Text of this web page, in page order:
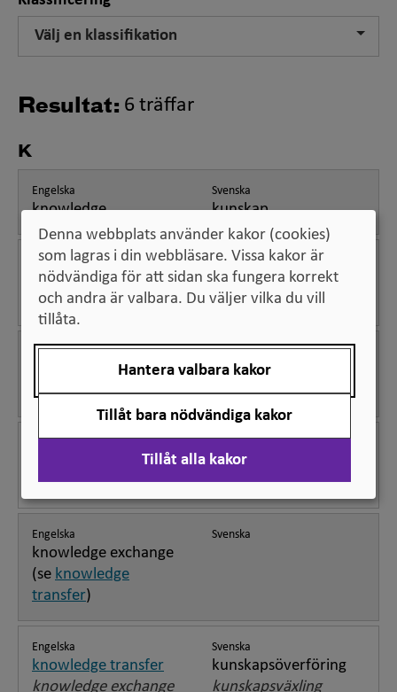
Välj en klassifikation
Resultat: 6 träffar
K
Engelska
knowledge
Svenska
kunskap
Engelska
knowledge and
innovation system
Svenska
kunskaps- och
innovationssystem
Engelska
knowledge and skills
Svenska
kunskaper och
färdigheter
understanding
kunskap och
förståelse
Engelska
knowledge exchange
(se knowledge
transfer)
Svenska
Engelska
knowledge transfer
knowledge exchange
Svenska
kunskapsöverföring
kunskapsväxling
Denna webbplats använder kakor (cookies)
som lagras i din webbläsare. Vissa kakor är
nödvändiga för att sidan ska fungera korrekt
och andra är valbara. Du väljer vilka du vill
tillåta.
Hantera valbara kakor
Tillåt bara nödvändiga kakor
Tillåt alla kakor